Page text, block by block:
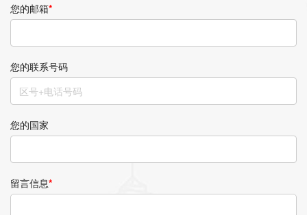
您的邮箱*
您的联系号码
您的国家
留言信息*